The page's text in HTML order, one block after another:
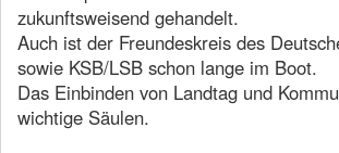
zukunftsweisend gehandelt.
Auch ist der Freundeskreis des
sowie KSB/LSB schon lange im Boot.
Das Einbinden von Landtag und
wichtige Säulen.